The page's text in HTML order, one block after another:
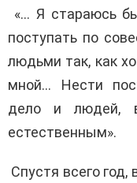
«… Я стараюсь
поступать по
людьми так, как
мной… Нести
дело и людей, в
естественным».
Спустя всего